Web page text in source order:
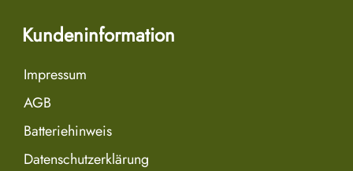
Kundeninformation
Impressum
AGB
Batteriehinweis
Datenschutzerklärung